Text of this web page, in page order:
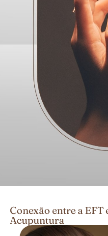
Conexão entre a
Acupuntura